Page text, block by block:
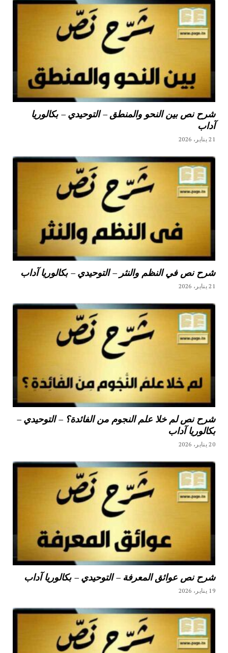
شرح نص بين النحو والمنطق – التوحيدي – بكالوريا
آداب
21 يناير، 2026
شرح نص في النظم والنثر – التوحيدي – بكالوريا آداب
21 يناير، 2026
شرح نص لم خلا علم النجوم من الفائدة؟ – التوحيدي –
بكالوريا آداب
20 يناير، 2026
شرح نص عوائق المعرفة – التوحيدي – بكالوريا آداب
19 يناير، 2026